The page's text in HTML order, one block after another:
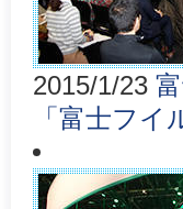
2015/1/23
「富士フ